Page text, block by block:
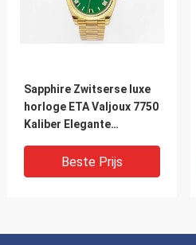
Sapphire Zwitserse luxe
horloge ETA Valjoux 7750
Kaliber Elegante
Beste Prijs